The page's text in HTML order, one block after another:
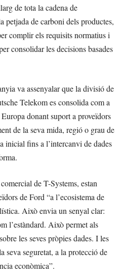
de tota la cadena de
petjada de carboni dels productes,
complir els requisits normatius i
consolidar les decisions basades
va assenyalar que la divisió de
Telekom es consolida com a
donant suport a proveïdors
de la seva mida, regió o grau de
inicial fins a l’intercanvi de dades
de T-Systems, estan
de Ford “a l’ecosistema de
Això envia un senyal clar:
l’estàndard. Això permet als
les seves pròpies dades. I les
seva seguretat, a la protecció de
econòmica”.